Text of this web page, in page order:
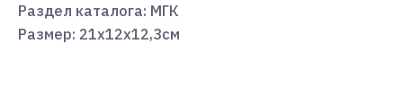
Раздел каталога: МГК
Размер: 21х12х12,3см